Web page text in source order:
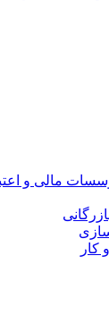
مالی و
کار